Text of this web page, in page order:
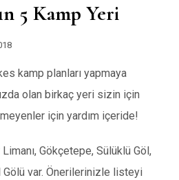
5 Kamp Yeri
kamp planları yapmaya
olan birkaç yeri sizin için
için yardım içeride!
Gökçetepe, Sülüklü Göl,
var. Önerilerinizle listeyi